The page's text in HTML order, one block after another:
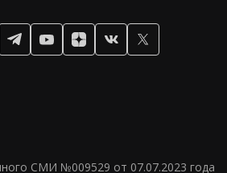
СМИ №009529 от 07.07.2023 года